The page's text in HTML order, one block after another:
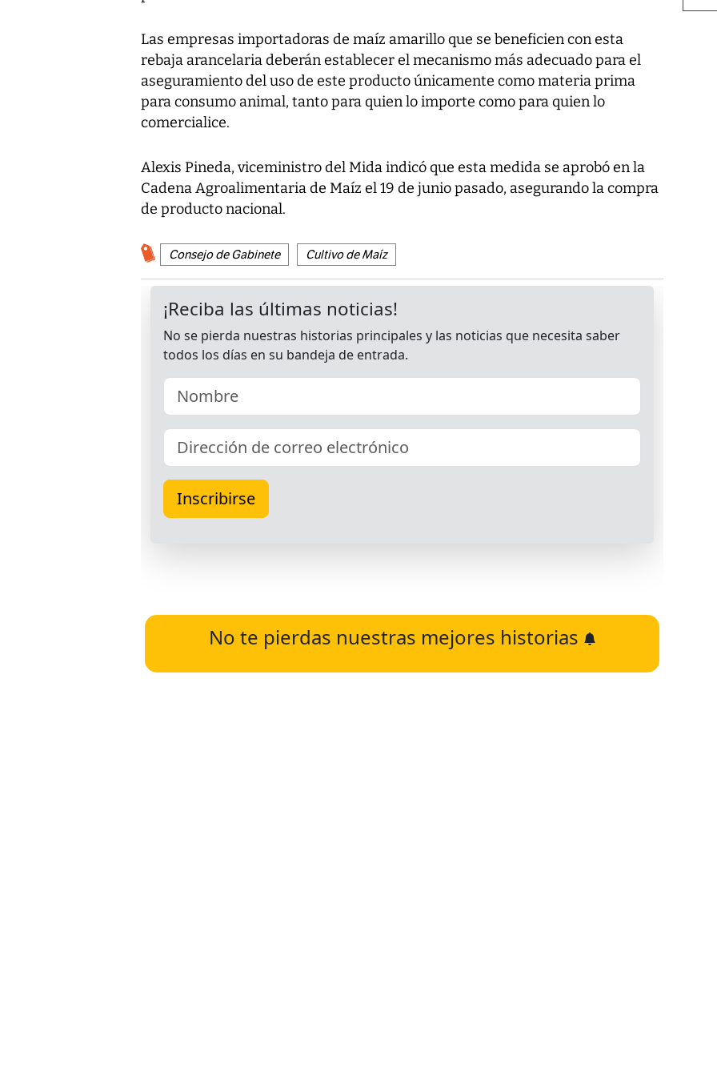
Las empresas importadoras de maíz amarillo que se beneficien con esta
rebaja arancelaria deberán establecer el mecanismo más adecuado para el
aseguramiento del uso de este producto únicamente como materia prima
para consumo animal, tanto para quien lo importe como para quien lo
comercialice.
Alexis Pineda, viceministro del Mida indicó que esta medida se aprobó en la
Cadena Agroalimentaria de Maíz el 19 de junio pasado, asegurando la compra
de producto nacional.
Consejo de Gabinete Cultivo de Maíz
No te pierdas nuestras mejores historias